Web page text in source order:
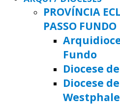
PROVÍNCIA
PASSO FUNDO
Fundo
Diocese
Diocese